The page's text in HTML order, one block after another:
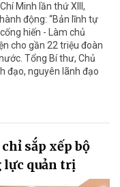
Minh lần thứ XIII,
động: “Bản lĩnh tự
hiến - Làm chủ
cho gần 22 triệu đoàn
Tổng Bí thư, Chủ
đạo, nguyên lãnh đạo
sắp xếp bộ
lực quản trị